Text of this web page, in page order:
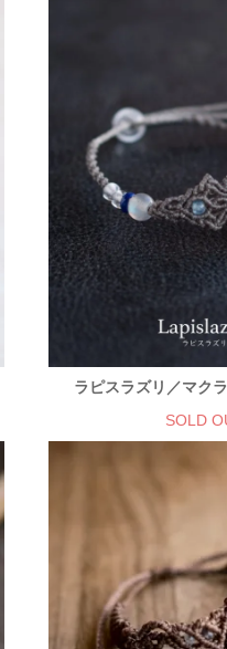
ラピスラズリ／マク
SOLD